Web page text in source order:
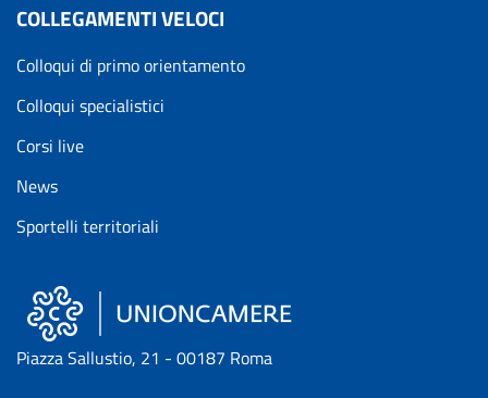
COLLEGAMENTI VELOCI
Colloqui di primo orientamento
Colloqui specialistici
Corsi live
News
Sportelli territoriali
Piazza Sallustio, 21 - 00187 Roma